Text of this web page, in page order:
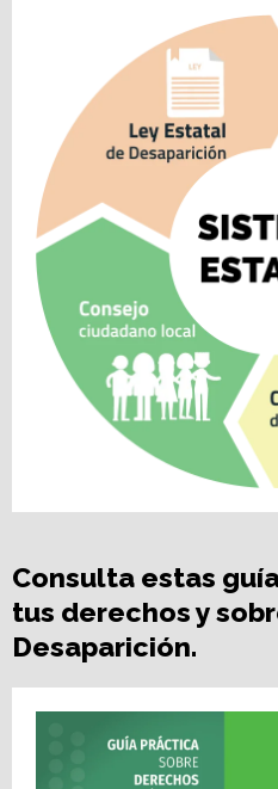
Consulta estas
tus derechos y
Desaparición.